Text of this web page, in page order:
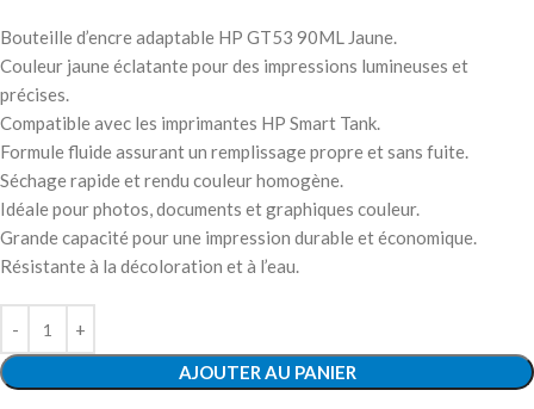
Bouteille d’encre adaptable HP GT53 90ML Jaune.
Couleur jaune éclatante pour des impressions lumineuses et
précises.
Compatible avec les imprimantes HP Smart Tank.
Formule fluide assurant un remplissage propre et sans fuite.
Séchage rapide et rendu couleur homogène.
Idéale pour photos, documents et graphiques couleur.
Grande capacité pour une impression durable et économique.
Résistante à la décoloration et à l’eau.
AJOUTER AU PANIER